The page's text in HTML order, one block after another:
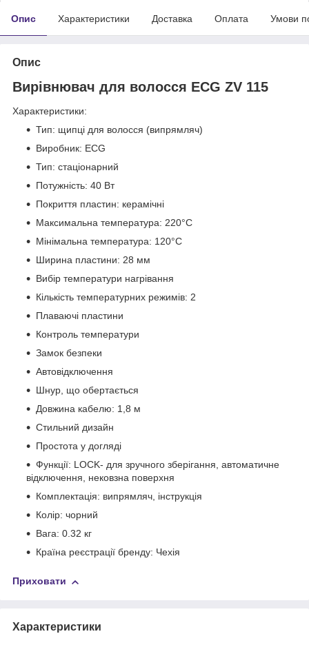
Опис Характеристики Доставка Оплата Умови
Опис
Вирівнювач для волосся ECG ZV 115
Характеристики:
Тип: щипці для волосся (випрямляч)
Виробник: ECG
Тип: стаціонарний
Потужність: 40 Вт
Покриття пластин: керамічні
Максимальна температура: 220°C
Мінімальна температура: 120°C
Ширина пластини: 28 мм
Вибір температури нагрівання
Кількість температурних режимів: 2
Плаваючі пластини
Контроль температури
Замок безпеки
Автовідключення
Шнур, що обертається
Довжина кабелю: 1,8 м
Стильний дизайн
Простота у догляді
Функції: LOCK- для зручного зберігання, автоматичне
відключення, нековзна поверхня
Комплектація: випрямляч, інструкція
Колір: чорний
Вага: 0.32 кг
Країна реєстрації бренду: Чехія
Приховати
Характеристики